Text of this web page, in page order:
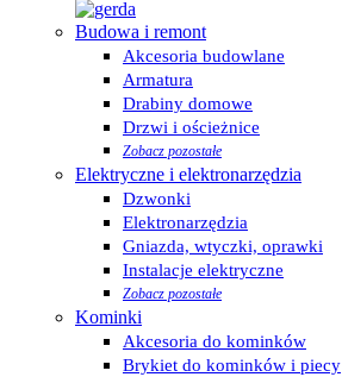
Budowa i remont
Akcesoria budowlane
Armatura
Drabiny domowe
Drzwi i ościeżnice
Zobacz pozostałe
Elektryczne i elektronarzędzia
Dzwonki
Elektronarzędzia
Gniazda, wtyczki, oprawki
Instalacje elektryczne
Zobacz pozostałe
Kominki
Akcesoria do kominków
Brykiet do kominków i piecy